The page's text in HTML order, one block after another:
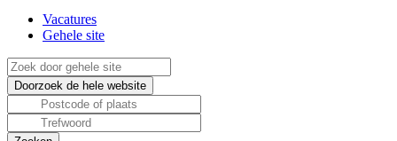
Vacatures
Gehele site